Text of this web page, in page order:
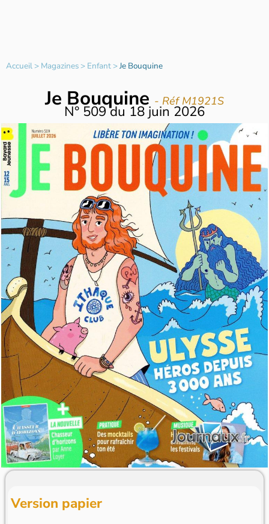
Accueil> Magazines> Enfant>Je Bouquine
Je Bouquine - Réf M1921S
N° 509du 18 juin 2026
Version papier